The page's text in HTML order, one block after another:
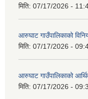
मिति: 07/17/2026 -
आरुघाट गाउँपालिकाको
मिति: 07/17/2026 -
आरुघाट गाउँपालिकाको
मिति: 07/17/2026 -